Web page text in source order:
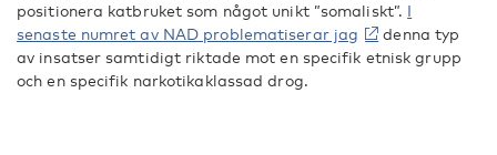
positionera katbruket som något unikt ”somaliskt”. I
senaste numret av NAD problematiserar jag
denna typ
av insatser samtidigt riktade mot en specifik etnisk grupp
och en specifik narkotikaklassad drog.